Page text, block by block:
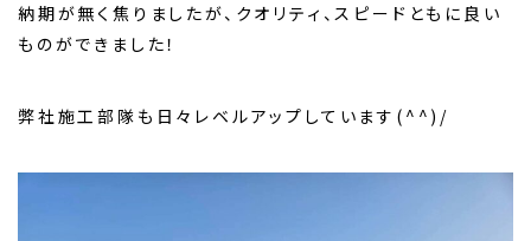
納期が無く焦りましたが、クオリティ、スピードともに良い
ものができました！
弊社施工部隊も日々レベルアップしています(^^)/